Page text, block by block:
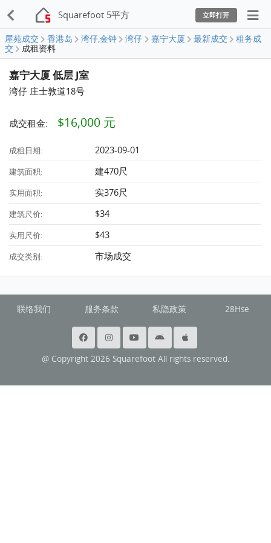
Squarefoot 5平方 立即打开
屋苑成交 香港岛 湾仔,金钟 湾仔 嘉宁大厦 最新成交
租务成
交
成租资料
嘉宁大厦 低层 J室
湾仔 庄士敦道18号
成交租金: $16,000 元
成租日期: 2023-09-01
建筑面积: 建470尺
实用面积: 实376尺
建筑尺价: $34
实用尺价: $43
成交类别: 市场成交
联络我们 服务条款 私隐政策 28Hse
@ Copyright 2026 Squarefoot All rights reserved.